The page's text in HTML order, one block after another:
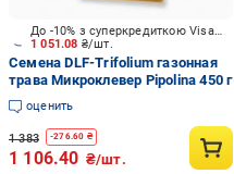
1 051.08 ₴/шт.
До -10% з суперкредиткою Visa Вигода
Семена DLF-Trifolium газонная
трава Микроклевер Pipolina 450 г
оценить
1 383 -276.60 ₴
1 106.40 ₴/шт.